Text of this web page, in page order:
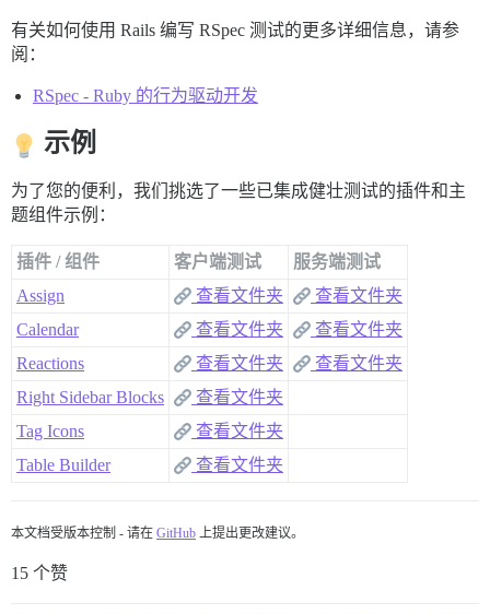
有关如何使用 Rails 编写 RSpec 测试的更多详细信息，请参
阅：
RSpec - Ruby 的行为驱动开发
示例
为了您的便利，我们挑选了一些已集成健壮测试的插件和主
题组件示例：
插件 / 组件 客户端测试
服务端测试
Assign
查看文件夹
查看文件夹
Calendar
查看文件夹
查看文件夹
Reactions
查看文件夹
查看文件夹
Right Sidebar Blocks
查看文件夹
Tag Icons
查看文件夹
Table Builder
查看文件夹
本文档受版本控制 - 请在 GitHub 上提出更改建议。
15 个赞